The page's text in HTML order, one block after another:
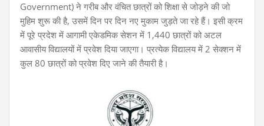
Government) ने गरीब और वंचित छात्रों को शिक्षा से जोड़ने की जो
मुहिम शुरू की है, उसमें दिन पर दिन नए मुकाम जुड़ते जा रहे हैं। इसी क्रम
में पूरे प्रदेश में आगामी एकेडमिक सेशन में 1,440 छात्रों को अटल
आवासीय विद्यालयों में प्रवेश दिया जाएगा। प्रत्येक विद्यालय में 2 सेक्शन में
कुल 80 छात्रों को प्रवेश दिए जाने की तैयारी है।